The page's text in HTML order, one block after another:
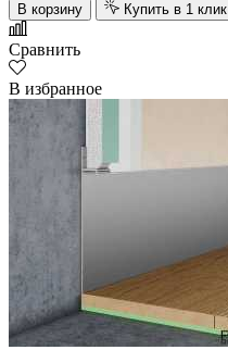
В корзину Купить в 1 клик
Сравнить
В избранное